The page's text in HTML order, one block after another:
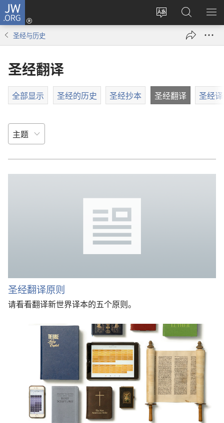
JW.ORG
更
登
录
（打
搜
索
JW.ORG
显
圣经与历史
圣经翻译
全部显示 圣经的历史 圣经抄本 圣经翻译 圣经
圣经翻译原则
请看看翻译新世界译本的五个原则。